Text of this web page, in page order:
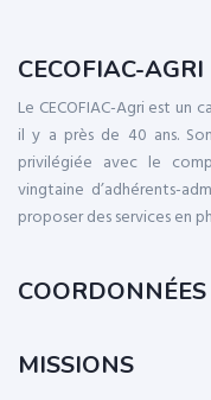
CECOFIAC-AGRI
Le CECOFIAC-Agri est
il y a près de 40 ans.
privilégiée avec le
vingtaine d’adhérents-
proposer des services en
COORDONNÉES
MISSIONS